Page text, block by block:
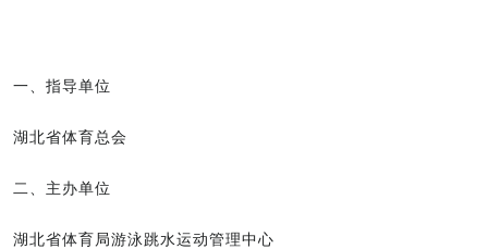
一、指导单位
湖北省体育总会
二、主办单位
湖北省体育局游泳跳水运动管理中心